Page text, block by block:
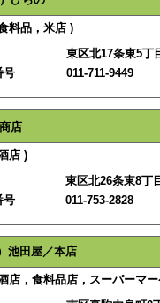
料品，米店 )
東区北17条東5丁
号
011-711-9449
店
店 )
東区北26条東8丁
号
011-753-2828
池田屋／本店
店，食料品店，スーパーマ